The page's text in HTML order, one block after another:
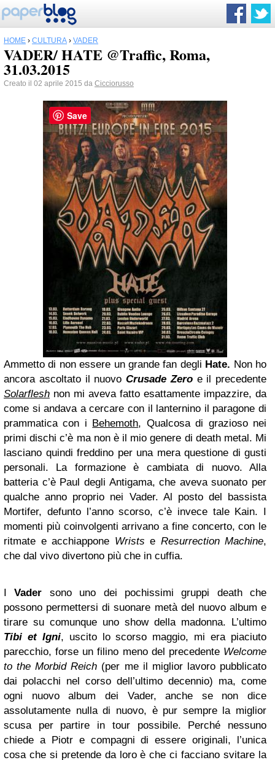
HOME › CULTURA › VADER
VADER/ HATE @Traffic, Roma,
31.03.2015
Creato il 02 aprile 2015 da Cicciorusso
Ammetto di non essere un grande fan degli Hate. Non ho
ancora ascoltato il nuovo Crusade Zeroe il precedente
Solarflesh non mi aveva fatto esattamente impazzire, da
come si andava a cercare con il lanternino il paragone di
prammatica con i Behemoth, Qualcosa di grazioso nei
primi dischi c’è ma non è il mio genere di death metal. Mi
lasciano quindi freddino per una mera questione di gusti
personali. La formazione è cambiata di nuovo. Alla
batteria c’è Paul degli Antigama, che aveva suonato per
qualche anno proprio nei Vader. Al posto del bassista
Mortifer, defunto l’anno scorso, c’è invece tale Kain. I
momenti più coinvolgenti arrivano a fine concerto, con le
ritmate e acchiappone Wrists e Resurrection Machine,
che dal vivo divertono più che in cuffia.
IVader sono uno dei pochissimi gruppi death che
possono permettersi di suonare metà del nuovo album e
tirare su comunque uno show della madonna. L’ultimo
Tibi et Igni, uscito lo scorso maggio, mi era piaciuto
parecchio, forse un filino meno del precedente Welcome
to the Morbid Reich (per me il miglior lavoro pubblicato
dai polacchi nel corso dell’ultimo decennio) ma, come
ogni nuovo album dei Vader, anche se non dice
assolutamente nulla di nuovo, è pur sempre la miglior
scusa per partire in tour possibile. Perché nessuno
chiede a Piotr e compagni di essere originali, l’unica
cosa che si pretende da loro è che ci facciano svitare la
Save